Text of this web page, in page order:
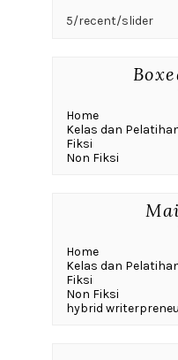
5/recent/slider
Home
Kelas dan
Fiksi
Non Fiksi
Home
Kelas dan
Fiksi
Non Fiksi
hybrid